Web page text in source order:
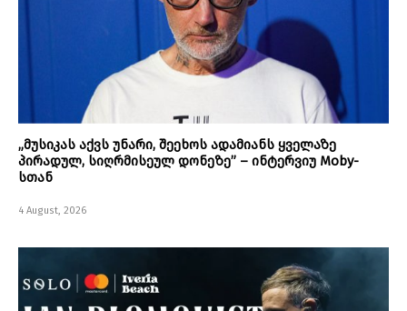
„მუსიკას აქვს უნარი, შეეხოს ადამიანს ყველაზე
პირადულ, სიღრმისეულ დონეზე” – ინტერვიუ Moby-
სთან
4 August, 2026